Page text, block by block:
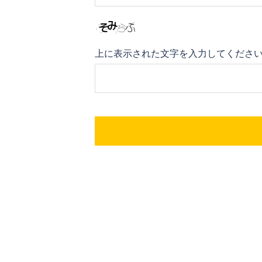
上に表示された文字を入力してくださ